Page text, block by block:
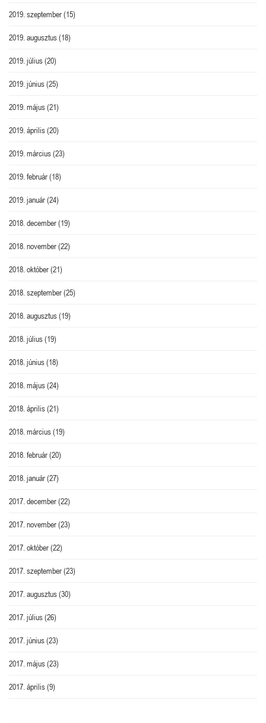
2019. szeptember(15)
2019. augusztus(18)
2019. július(20)
2019. június(25)
2019. május(21)
2019. április(20)
2019. március(23)
2019. február(18)
2019. január(24)
2018. december(19)
2018. november(22)
2018. október(21)
2018. szeptember(25)
2018. augusztus(19)
2018. július(19)
2018. június(18)
2018. május(24)
2018. április(21)
2018. március(19)
2018. február(20)
2018. január(27)
2017. december(22)
2017. november(23)
2017. október(22)
2017. szeptember(23)
2017. augusztus(30)
2017. július(26)
2017. június(23)
2017. május(23)
2017. április(9)